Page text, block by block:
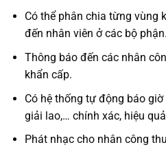
Có thể phân chia từng vùng
đến nhân viên ở các bộ phận.
Thông báo đến các nhân
khẩn cấp.
Có hệ thống tự động báo
giải lao,… chính xác, hiệu
Phát nhạc cho nhân công